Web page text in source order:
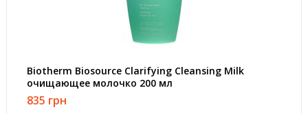
Biotherm Biosource Clarifying Cleansing Milk
очищающее молочко 200 мл
835 грн